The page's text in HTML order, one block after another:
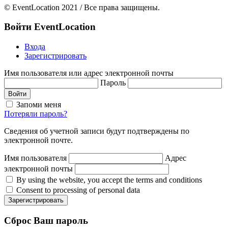
© EventLocation 2021 / Все права защищены.
Войти EventLocation
Входа
Зарегистрировать
Имя пользователя или адрес электронной почты
Пароль
Войти
Запоми меня
Потеряли пароль?
Сведения об учетной записи будут подтверждены по
электронной почте.
Имя пользователя
Адрес
электронной почты
By using the website, you accept the terms and conditions
Consent to processing of personal data
Зарегистрировать
Сброс Ваш пароль